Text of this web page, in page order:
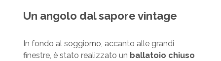
Un angolo dal sapore vintage
In fondo al soggiorno, accanto alle grandi
finestre, è stato realizzato un ballatoio chiuso